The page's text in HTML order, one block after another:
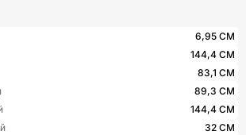
6,95 СМ
144,4 СМ
83,1 СМ
89,3 СМ
144,4 СМ
32 СМ